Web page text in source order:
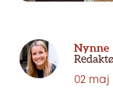
Nynne
02 maj